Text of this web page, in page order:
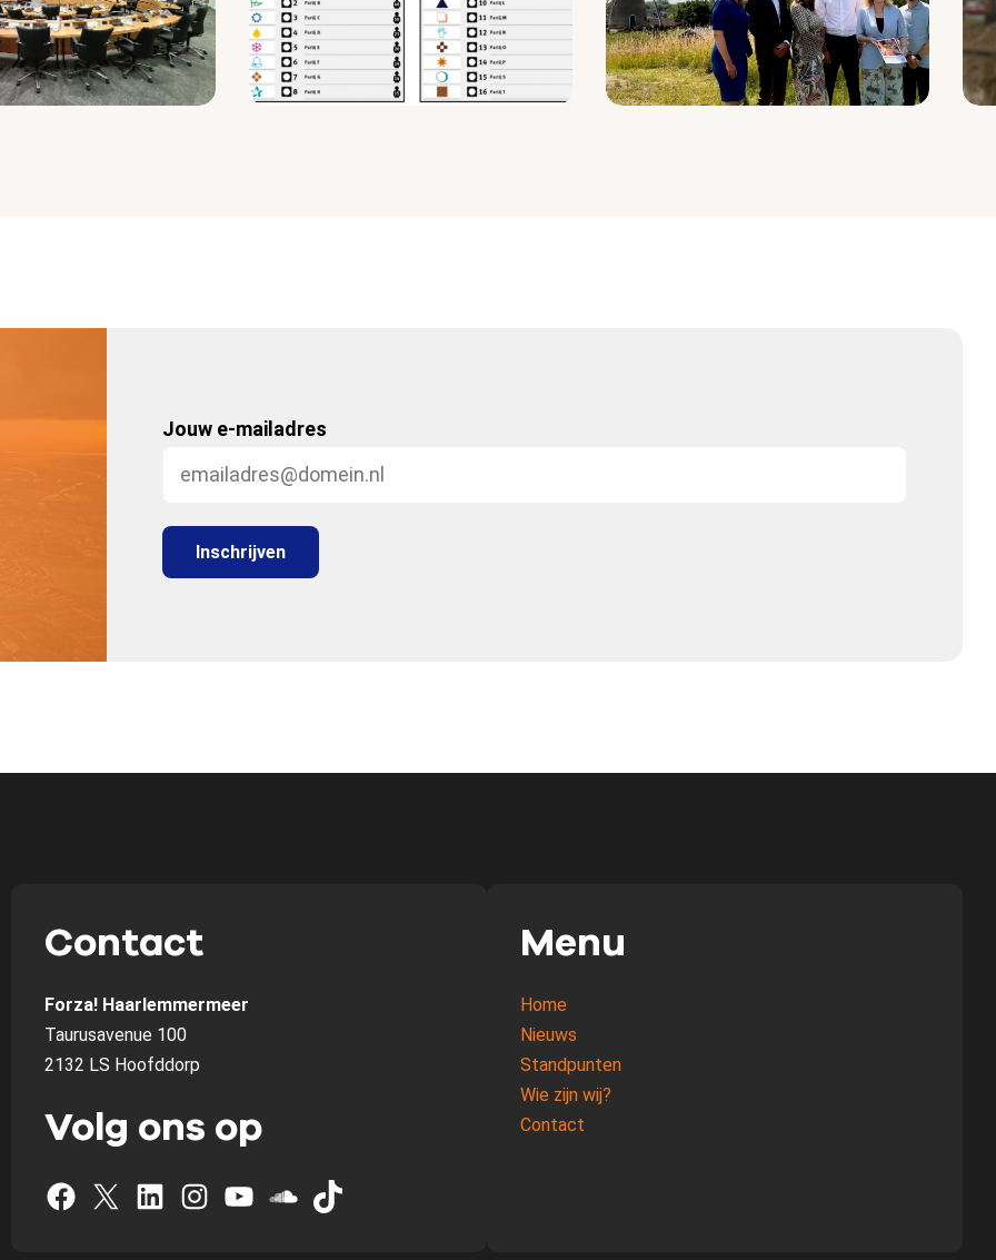
Jouw e-mailadres
Contact
Forza! Haarlemmermeer
Taurusavenue 100
2132 LS Hoofddorp
Volg ons op
Facebook X LinkedIn Instagram YouTube SoundCloud TikTok
Menu
Home
Nieuws
Standpunten
Wie zijn wij?
Contact